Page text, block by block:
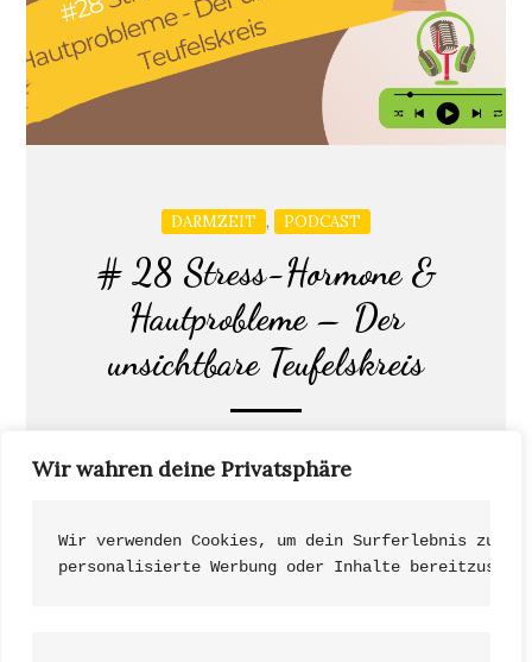
Wir wahren deine Privatsphäre
Wir verwenden Cookies, um dein Surferlebnis zu
personalisierte Werbung oder Inhalte
DARMZEIT , PODCAST
# 28 Stress-Hormone &
Hautprobleme – Der
unsichtbare Teufelskreis
In diesen spannenden 15 Minuten erfährst du,